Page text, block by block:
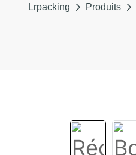
Lrpacking Produits